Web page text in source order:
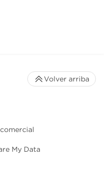
My Data
Volver arriba